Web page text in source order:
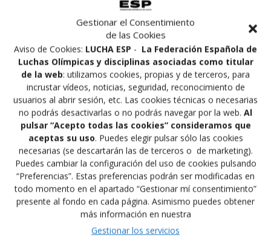
Gestionar el Consentimiento
de las Cookies
Aviso de Cookies: LUCHA ESP - La Federación Española de
Luchas Olímpicas y disciplinas asociadas como titular
de la web: utilizamos cookies, propias y de terceros, para
incrustar vídeos, noticias, seguridad, reconocimiento de
usuarios al abrir sesión, etc. Las cookies técnicas o necesarias
no podrás desactivarlas o no podrás navegar por la web. Al
pulsar “Acepto todas las cookies” consideramos que
aceptas su uso. Puedes elegir pulsar sólo las cookies
necesarias (se descartarán las de terceros o de marketing).
Puedes cambiar la configuración del uso de cookies pulsando
“Preferencias”. Estas preferencias podrán ser modificadas en
todo momento en el apartado “Gestionar mí consentimiento”
presente al fondo en cada página. Asimismo puedes obtener
más información en nuestra
Gestionar los servicios
Del 30 de junio al 6 de julio de 2009 se celebra en Tbilisi
(Georgia) el Campeonato de Europa Junior.
CONVOCATORIA LUCHA FEMENINA
CONVOCATORIA LUCHA GRECORROMANA